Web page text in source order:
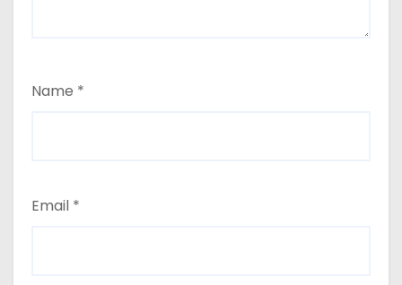
Name *
Email *